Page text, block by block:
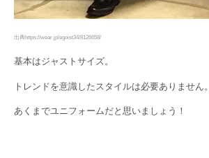
出典https://wear.jp/egoist34/8126658/
基本はジャストサイズ。
トレンドを意識したスタイルは必要ありません。
あくまでユニフォームだと思いましょう！